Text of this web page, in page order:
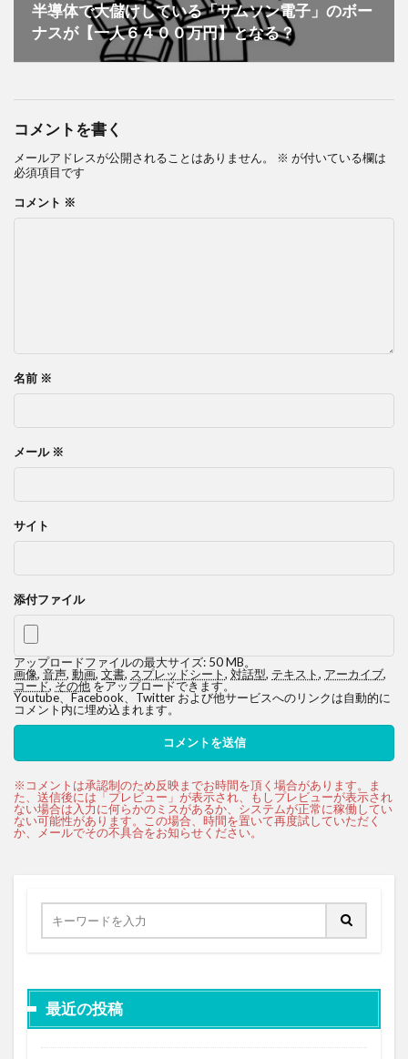
半導体で大儲けしている「サムソン電子」のボー
ナスが【一人６４００万円】となる？
コメントを書く
メールアドレスが公開されることはありません。 ※ が付いている欄は
必須項目です
コメント ※
名前 ※
メール ※
サイト
添付ファイル
アップロードファイルの最大サイズ: 50 MB。
画像, 音声, 動画, 文書, スプレッドシート, 対話型, テキスト, アーカイブ,
コード,その他をアップロードできます。
Youtube、Facebook、Twitter および他サービスへのリンクは自動的に
コメント内に埋め込まれます。
最近の投稿